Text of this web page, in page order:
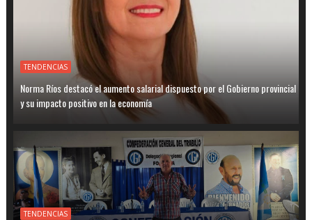
TENDENCIAS
Norma Ríos destacó el aumento salarial dispuesto por el Gobierno provincial
y su impacto positivo en la economía
TENDENCIAS